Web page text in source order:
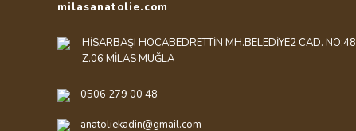
milasanatolie.com
HİSARBAŞI HOCABEDRETTİN MH.BELEDİYE2 CAD. NO:48
Z.06 MİLAS MUĞLA
0506 279 00 48
anatoliekadin@gmail.com